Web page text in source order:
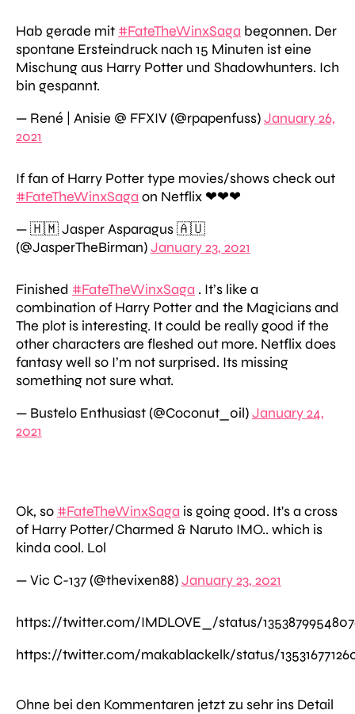
Hab gerade mit #FateTheWinxSaga begonnen. Der
spontane Ersteindruck nach 15 Minuten ist eine
Mischung aus Harry Potter und Shadowhunters. Ich
bin gespannt.
— René | Anisie @ FFXIV (@rpapenfuss)January 26,
2021
If fan of Harry Potter type movies/shows check out
#FateTheWinxSaga on Netflix ❤❤❤
— 🇭🇲 Jasper Asparagus 🇦🇺
(@JasperTheBirman)January 23, 2021
Finished #FateTheWinxSaga . It’s like a
combination of Harry Potter and the Magicians and
The plot is interesting. It could be really good if the
other characters are fleshed out more. Netflix does
fantasy well so I’m not surprised. Its missing
something not sure what.
— Bustelo Enthusiast (@Coconut_0il)January 24,
2021
Ok, so #FateTheWinxSaga is going good. It's a cross
of Harry Potter/Charmed & Naruto IMO.. which is
kinda cool. Lol
— Vic C-137 (@thevixen88)January 23, 2021
https://twitter.com/IMDLOVE_/status/
https://twitter.com/makablackelk/status/
Ohne bei den Kommentaren jetzt zu sehr ins Detail